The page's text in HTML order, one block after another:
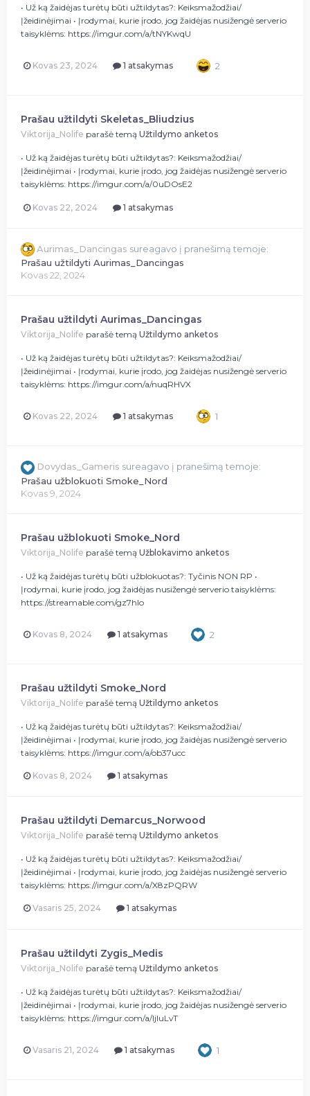
• Už ką žaidėjas turėtų būti užtildytas?: Keiksmažodžiai/
Įžeidinėjimai • Įrodymai, kurie įrodo, jog žaidėjas nusižengė serverio
taisyklėms: https://imgur.com/a/tNYKwqU
Kovas 23, 2024 1 atsakymas 2
Prašau užtildyti Skeletas_Bliudzius
Viktorija_Nolife parašė temą Užtildymo anketos
• Už ką žaidėjas turėtų būti užtildytas?: Keiksmažodžiai/
Įžeidinėjimai • Įrodymai, kurie įrodo, jog žaidėjas nusižengė serverio
taisyklėms: https://imgur.com/a/0uDOsE2
Kovas 22, 2024 1 atsakymas
Aurimas_Dancingas sureagavo į pranešimą temoje:
Prašau užtildyti Aurimas_Dancingas
Kovas 22, 2024
Prašau užtildyti Aurimas_Dancingas
Viktorija_Nolife parašė temą Užtildymo anketos
• Už ką žaidėjas turėtų būti užtildytas?: Keiksmažodžiai/
Įžeidinėjimai • Įrodymai, kurie įrodo, jog žaidėjas nusižengė serverio
taisyklėms: https://imgur.com/a/nuqRHVX
Kovas 22, 2024 1 atsakymas 1
Dovydas_Gameris sureagavo į pranešimą temoje:
Prašau užblokuoti Smoke_Nord
Kovas 9, 2024
Prašau užblokuoti Smoke_Nord
Viktorija_Nolife parašė temą Užblokavimo anketos
• Už ką žaidėjas turėtų būti užblokuotas?: Tyčinis NON RP •
Įrodymai, kurie įrodo, jog žaidėjas nusižengė serverio taisyklėms:
https://streamable.com/gz7hlo
Kovas 8, 2024 1 atsakymas 2
Prašau užtildyti Smoke_Nord
Viktorija_Nolife parašė temą Užtildymo anketos
• Už ką žaidėjas turėtų būti užtildytas?: Keiksmažodžiai/
Įžeidinėjimai • Įrodymai, kurie įrodo, jog žaidėjas nusižengė serverio
taisyklėms: https://imgur.com/a/ob37ucc
Kovas 8, 2024 1 atsakymas
Prašau užtildyti Demarcus_Norwood
Viktorija_Nolife parašė temą Užtildymo anketos
• Už ką žaidėjas turėtų būti užtildytas?: Keiksmažodžiai/
Įžeidinėjimai • Įrodymai, kurie įrodo, jog žaidėjas nusižengė serverio
taisyklėms: https://imgur.com/a/X8zPQRW
Vasaris 25, 2024 1 atsakymas
Prašau užtildyti Zygis_Medis
Viktorija_Nolife parašė temą Užtildymo anketos
• Už ką žaidėjas turėtų būti užtildytas?: Keiksmažodžiai/
Įžeidinėjimai • Įrodymai, kurie įrodo, jog žaidėjas nusižengė serverio
taisyklėms: https://imgur.com/a/ljIuLvT
Vasaris 21, 2024 1 atsakymas 1